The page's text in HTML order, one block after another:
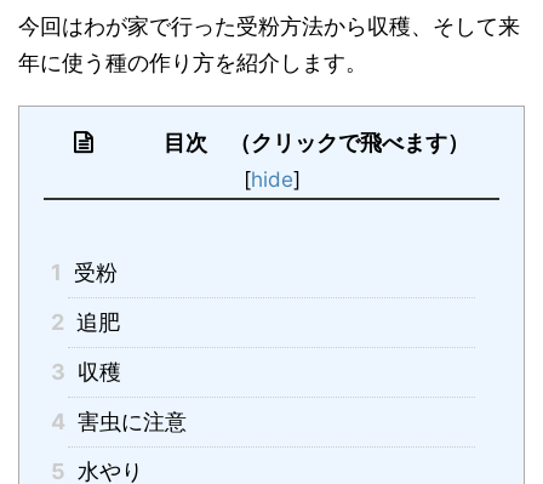
今回はわが家で行った受粉方法から収穫、そして来
年に使う種の作り方を紹介します。
目次 （クリックで飛べます）
[hide]
1
受粉
2 追肥
3 収穫
4 害虫に注意
5 水やり